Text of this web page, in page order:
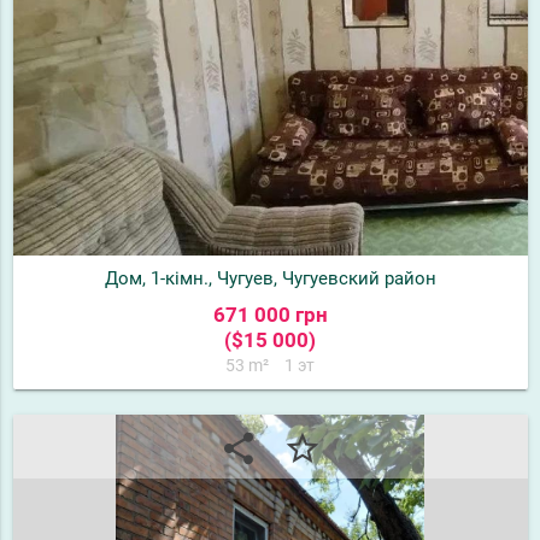
Дом, 1-кімн., Чугуев, Чугуевский район
671 000 грн
($15 000)
53 m² 1 эт
share star_border